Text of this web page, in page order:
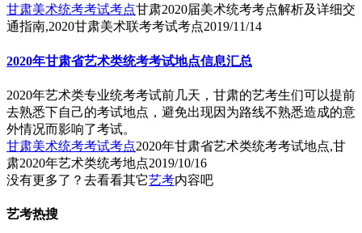
甘肃美术统考考试考点甘肃2020届美术统考考点解析及详细交
通指南,2020甘肃美术联考考试考点2019/11/14
2020年甘肃省艺术类统考考试地点信息汇总
2020年艺术类专业统考考试前几天，甘肃的艺考生们可以提前
去熟悉下自己的考试地点，避免出现因为路线不熟悉造成的意
外情况而影响了考试。
甘肃美术统考考试考点2020年甘肃省艺术类统考考试地点,甘
肃2020年艺术类统考地点2019/10/16
没有更多了？去看看其它艺考内容吧
艺考热搜